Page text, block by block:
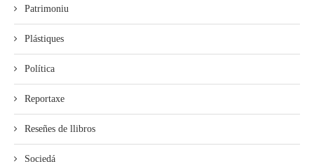
Patrimoniu
Plástiques
Política
Reportaxe
Reseñes de llibros
Sociedá